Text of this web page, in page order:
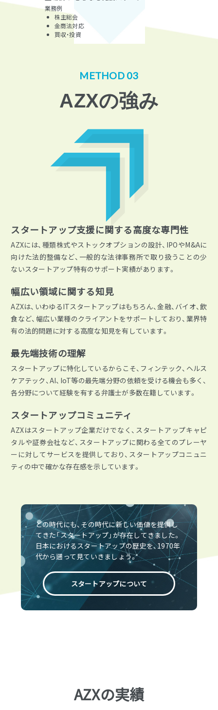
業務例
株主総会
金商法対応
買収・投資
METHOD 03
AZXの強み
スタートアップ支援に関する高度な専門性
AZXには、種類株式やストックオプションの設計、IPOやM&Aに
向けた法的整備など、一般的な法律事務所で取り扱うことの少
ないスタートアップ特有のサポート実績があります。
幅広い領域に関する知見
AZXは、いわゆるITスタートアップはもちろん、金融、バイオ、飲
食など、幅広い業種のクライアントをサポートしており、業界特
有の法的問題に対する高度な知見を有しています。
最先端技術の理解
スタートアップに特化しているからこそ、フィンテック、ヘルス
ケアテック、AI、IoT等の最先端分野の依頼を受ける機会も多く、
各分野について経験を有する弁護士が多数在籍しています。
スタートアップコミュニティ
AZXはスタートアップ企業だけでなく、スタートアップキャピ
タルや証券会社など、スタートアップに関わる全てのプレーヤ
ーに対してサービスを提供しており、スタートアップコニュニ
ティの中で確かな存在感を示しています。
どの時代にも、その時代に新しい価値を提供し
てきた「スタートアップ」が存在してきました。
日本におけるスタートアップの歴史を、1970年
代から遡って見ていきましょう。
スタートアップについて
AZXの実績